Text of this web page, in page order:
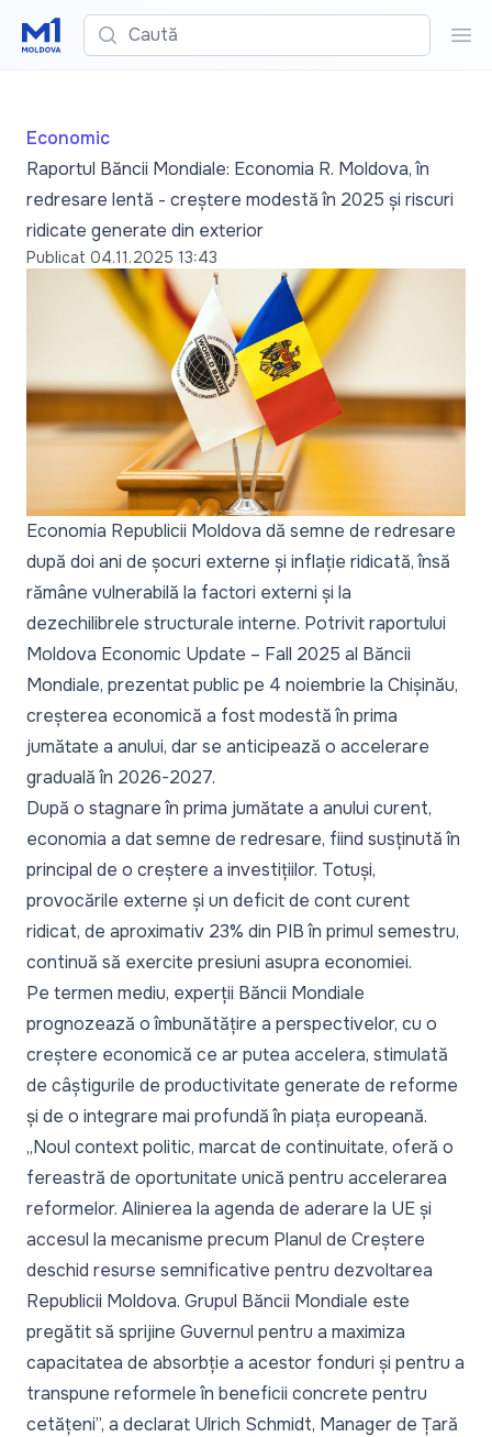
Caută
Economic
Raportul Băncii Mondiale: Economia R. Moldova, în
redresare lentă - creștere modestă în 2025 și riscuri
ridicate generate din exterior
Publicat 04.11.2025 13:43
Economia Republicii Moldova dă semne de redresare
după doi ani de șocuri externe și inflație ridicată, însă
rămâne vulnerabilă la factori externi și la
dezechilibrele structurale interne. Potrivit raportului
Moldova Economic Update – Fall 2025 al Băncii
Mondiale, prezentat public pe 4 noiembrie la Chișinău,
creșterea economică a fost modestă în prima
jumătate a anului, dar se anticipează o accelerare
graduală în 2026-2027.
După o stagnare în prima jumătate a anului curent,
economia a dat semne de redresare, fiind susținută în
principal de o creștere a investițiilor. Totuși,
provocările externe și un deficit de cont curent
ridicat, de aproximativ 23% din PIB în primul semestru,
continuă să exercite presiuni asupra economiei.
Pe termen mediu, experții Băncii Mondiale
prognozează o îmbunătățire a perspectivelor, cu o
creștere economică ce ar putea accelera, stimulată
de câștigurile de productivitate generate de reforme
și de o integrare mai profundă în piața europeană.
„Noul context politic, marcat de continuitate, oferă o
fereastră de oportunitate unică pentru accelerarea
reformelor. Alinierea la agenda de aderare la UE și
accesul la mecanisme precum Planul de Creștere
deschid resurse semnificative pentru dezvoltarea
Republicii Moldova. Grupul Băncii Mondiale este
pregătit să sprijine Guvernul pentru a maximiza
capacitatea de absorbție a acestor fonduri și pentru a
transpune reformele în beneficii concrete pentru
cetățeni”, a declarat Ulrich Schmidt, Manager de Țară